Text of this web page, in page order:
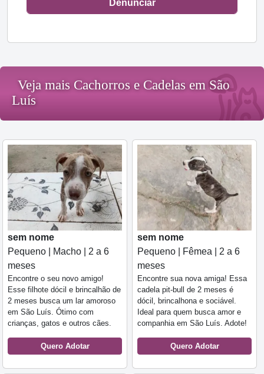
Denunciar
Veja mais Cachorros e Cadelas em São
Luís
sem nome
Pequeno | Macho | 2 a 6
meses
Encontre o seu novo amigo!
Esse filhote dócil e brincalhão de
2 meses busca um lar amoroso
em São Luís. Ótimo com
crianças, gatos e outros cães.
Quero Adotar
sem nome
Pequeno | Fêmea | 2 a 6
meses
Encontre sua nova amiga! Essa
cadela pit-bull de 2 meses é
dócil, brincalhona e sociável.
Ideal para quem busca amor e
companhia em São Luís. Adote!
Quero Adotar